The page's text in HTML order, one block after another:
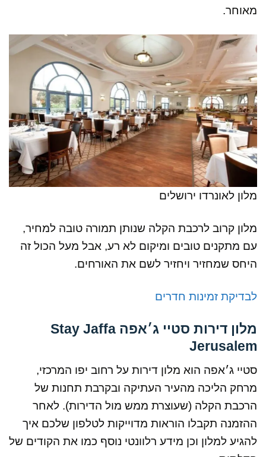
מאוחר.
מלון לאונרדו ירושלים
מלון קרוב לרכבת הקלה שנותן תמורה טובה למחיר,
עם מתקנים טובים ומיקום לא רע, אבל מעל הכול זה
היחס שמחזיר ויחזיר לשם את האורחים.
לבדיקת זמינות חדרים
מלון דירות סטיי ג׳אפה Stay Jaffa
Jerusalem
סטיי ג׳אפה הוא מלון דירות על רחוב יפו המרכזי,
מרחק הליכה מהעיר העתיקה ובקרבת תחנות של
הרכבת הקלה (שעוצרת ממש מול הדירות). לאחר
ההזמנה תקבלו הוראות מדוייקות לטלפון שלכם איך
להגיע למלון וכן מידע רלוונטי נוסף כמו את הקודים של